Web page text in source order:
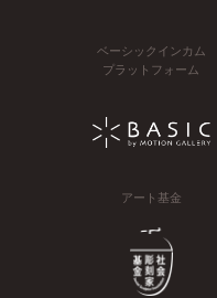
ベーシックインカム
プラットフォーム
アート基金